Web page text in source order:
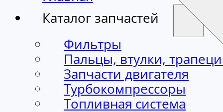
Каталог запчастей
Фильтры
Пальцы, втулки,
Запчасти двигателя
Турбокомпрессоры
Топливная система